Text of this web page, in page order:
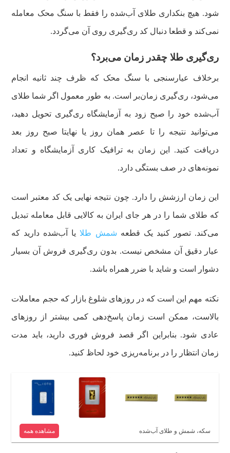
شود. هیچ بنکداری طلای آب‌شده را فقط با سنگ محک معامله
نمی‌کند و قطعا دنبال کد ری‌گیری روی آن می‌گردد.
ری‌گیری طلا چقدر زمان می‌برد؟
برخلاف عیارسنجی با سنگ محک که ظرف چند ثانیه انجام
می‌شود، ری‌گیری زمان‌بر است. به طور معمول اگر شما طلای
آب‌شده خود را صبح زود به آزمایشگاه ری‌گیری تحویل دهید،
می‌توانید نتیجه را تا عصر همان روز یا نهایتا صبح روز بعد
دریافت کنید. این زمان به ترافیک کاری آزمایشگاه و تعداد
نمونه‌های در صف بستگی دارد.
این زمان ارزشش را دارد. چون نتیجه نهایی یک کد معتبر است
که طلای شما را در هر جای ایران به کالایی قابل معامله تبدیل
می‌کند. تصور کنید یک قطعه شمش طلایا آب‌شده دارید که
عیار دقیق آن مشخص نیست. بدون ری‌گیری فروش آن بسیار
دشوار است و شاید با ضرر همراه باشد.
نکته مهم این است که در روزهای شلوغ بازار که حجم معاملات
بالاست، ممکن است زمان پاسخ‌دهی کمی بیشتر از روزهای
عادی شود. بنابراین اگر قصد فروش فوری دارید، باید مدت
زمان انتظار را در برنامه‌ریزی خود لحاظ کنید.
سکه، شمش و طلای آب‌شده مشاهده همه